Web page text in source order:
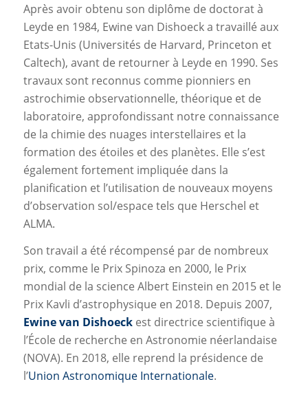
Après avoir obtenu son diplôme de doctorat à
Leyde en 1984, Ewine van Dishoeck a travaillé aux
Etats-Unis (Universités de Harvard, Princeton et
Caltech), avant de retourner à Leyde en 1990. Ses
travaux sont reconnus comme pionniers en
astrochimie observationnelle, théorique et de
laboratoire, approfondissant notre connaissance
de la chimie des nuages interstellaires et la
formation des étoiles et des planètes. Elle s’est
également fortement impliquée dans la
planification et l’utilisation de nouveaux moyens
d’observation sol/espace tels que Herschel et
ALMA.
Son travail a été récompensé par de nombreux
prix, comme le Prix Spinoza en 2000, le Prix
mondial de la science Albert Einstein en 2015 et le
Prix Kavli d’astrophysique en 2018. Depuis 2007,
Ewine van Dishoeckest directrice scientifique à
l’École de recherche en Astronomie néerlandaise
(NOVA). En 2018, elle reprend la présidence de
l’Union Astronomique Internationale.